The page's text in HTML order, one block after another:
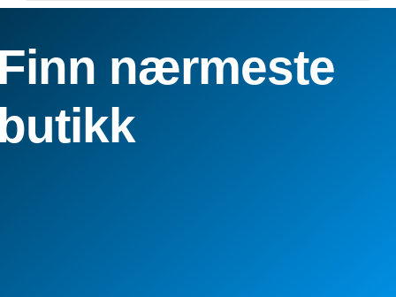
nærmeste